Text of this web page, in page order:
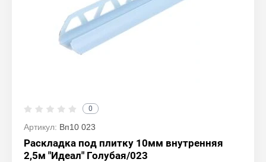
0
Артикул: Вп10 023
Раскладка под плитку 10мм внутренняя
2,5м "Идеал" Голубая/023